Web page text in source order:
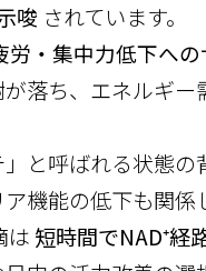
唆 されています。
・集中力低下への
落ち、エネルギー
」と呼ばれる状態
機能の低下も関係
は 短時間でNAD⁺経